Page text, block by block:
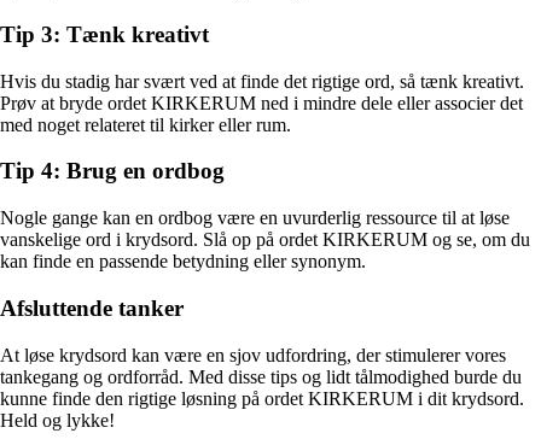
Tip 3: Tænk kreativt
Hvis du stadig har svært ved at finde det rigtige ord, så tænk kreativt.
Prøv at bryde ordet KIRKERUM ned i mindre dele eller associer det
med noget relateret til kirker eller rum.
Tip 4: Brug en ordbog
Nogle gange kan en ordbog være en uvurderlig ressource til at løse
vanskelige ord i krydsord. Slå op på ordet KIRKERUM og se, om du
kan finde en passende betydning eller synonym.
Afsluttende tanker
At løse krydsord kan være en sjov udfordring, der stimulerer vores
tankegang og ordforråd. Med disse tips og lidt tålmodighed burde du
kunne finde den rigtige løsning på ordet KIRKERUM i dit krydsord.
Held og lykke!